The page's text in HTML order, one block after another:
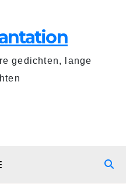
gedichten, lange